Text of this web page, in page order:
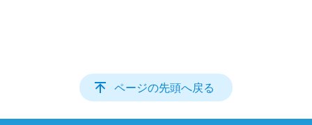
ページの先頭へ戻る